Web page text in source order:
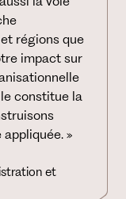
régions que
impact sur
constitue la
»
et